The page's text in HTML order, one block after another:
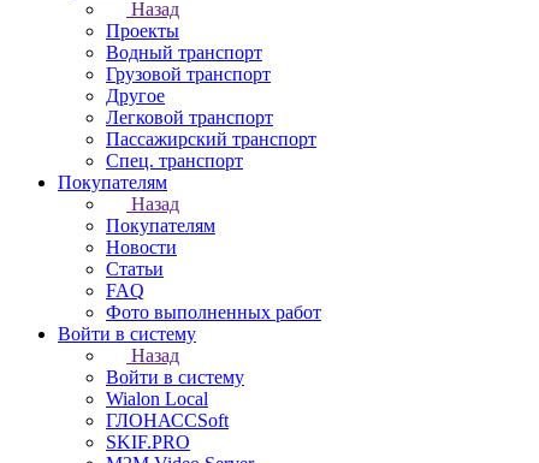
Назад
Проекты
Водный транспорт
Грузовой транспорт
Другое
Легковой транспорт
Пассажирский транспорт
Спец. транспорт
Покупателям
Назад
Покупателям
Новости
Статьи
FAQ
Фото выполненных работ
Войти в систему
Назад
Войти в систему
Wialon Local
ГЛОНАССSoft
SKIF.PRO